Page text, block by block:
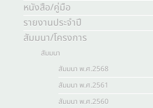
หนังสือ/คู่มือ
รายงานประจำปี
สัมมนา/โครงการ
สัมมนา
สัมมนา พ.ศ.2568
สัมมนา พ.ศ.2561
สัมมนา พ.ศ.2560